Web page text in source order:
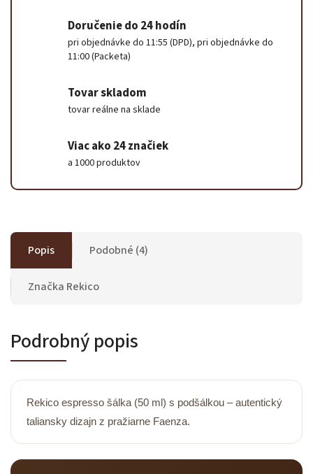
Doručenie do 24 hodín
pri objednávke do 11:55 (DPD), pri objednávke do
11:00 (Packeta)
Tovar skladom
tovar reálne na sklade
Viac ako 24 značiek
a 1000 produktov
Popis Podobné (4)
Značka Rekico
Podrobný popis
Rekico espresso šálka (50 ml) s podšálkou – autentický
taliansky dizajn z pražiarne Faenza.